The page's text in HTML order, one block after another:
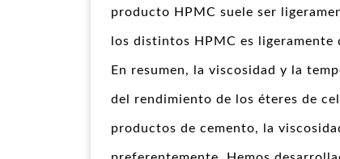
producto HPMC suele ser
los distintos HPMC es ligeramente
En resumen, la viscosidad y la
del rendimiento de los éteres de
productos de cemento, la